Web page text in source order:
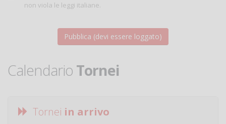
non viola le leggi italiane.
Calendario Tornei
Tornei in arrivo